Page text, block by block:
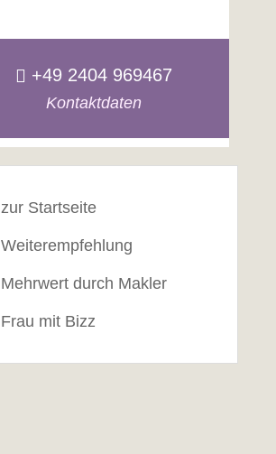
+49 2404 969467
Kontaktdaten
zur Startseite
Weiterempfehlung
Mehrwert durch Makler
Frau mit Bizz